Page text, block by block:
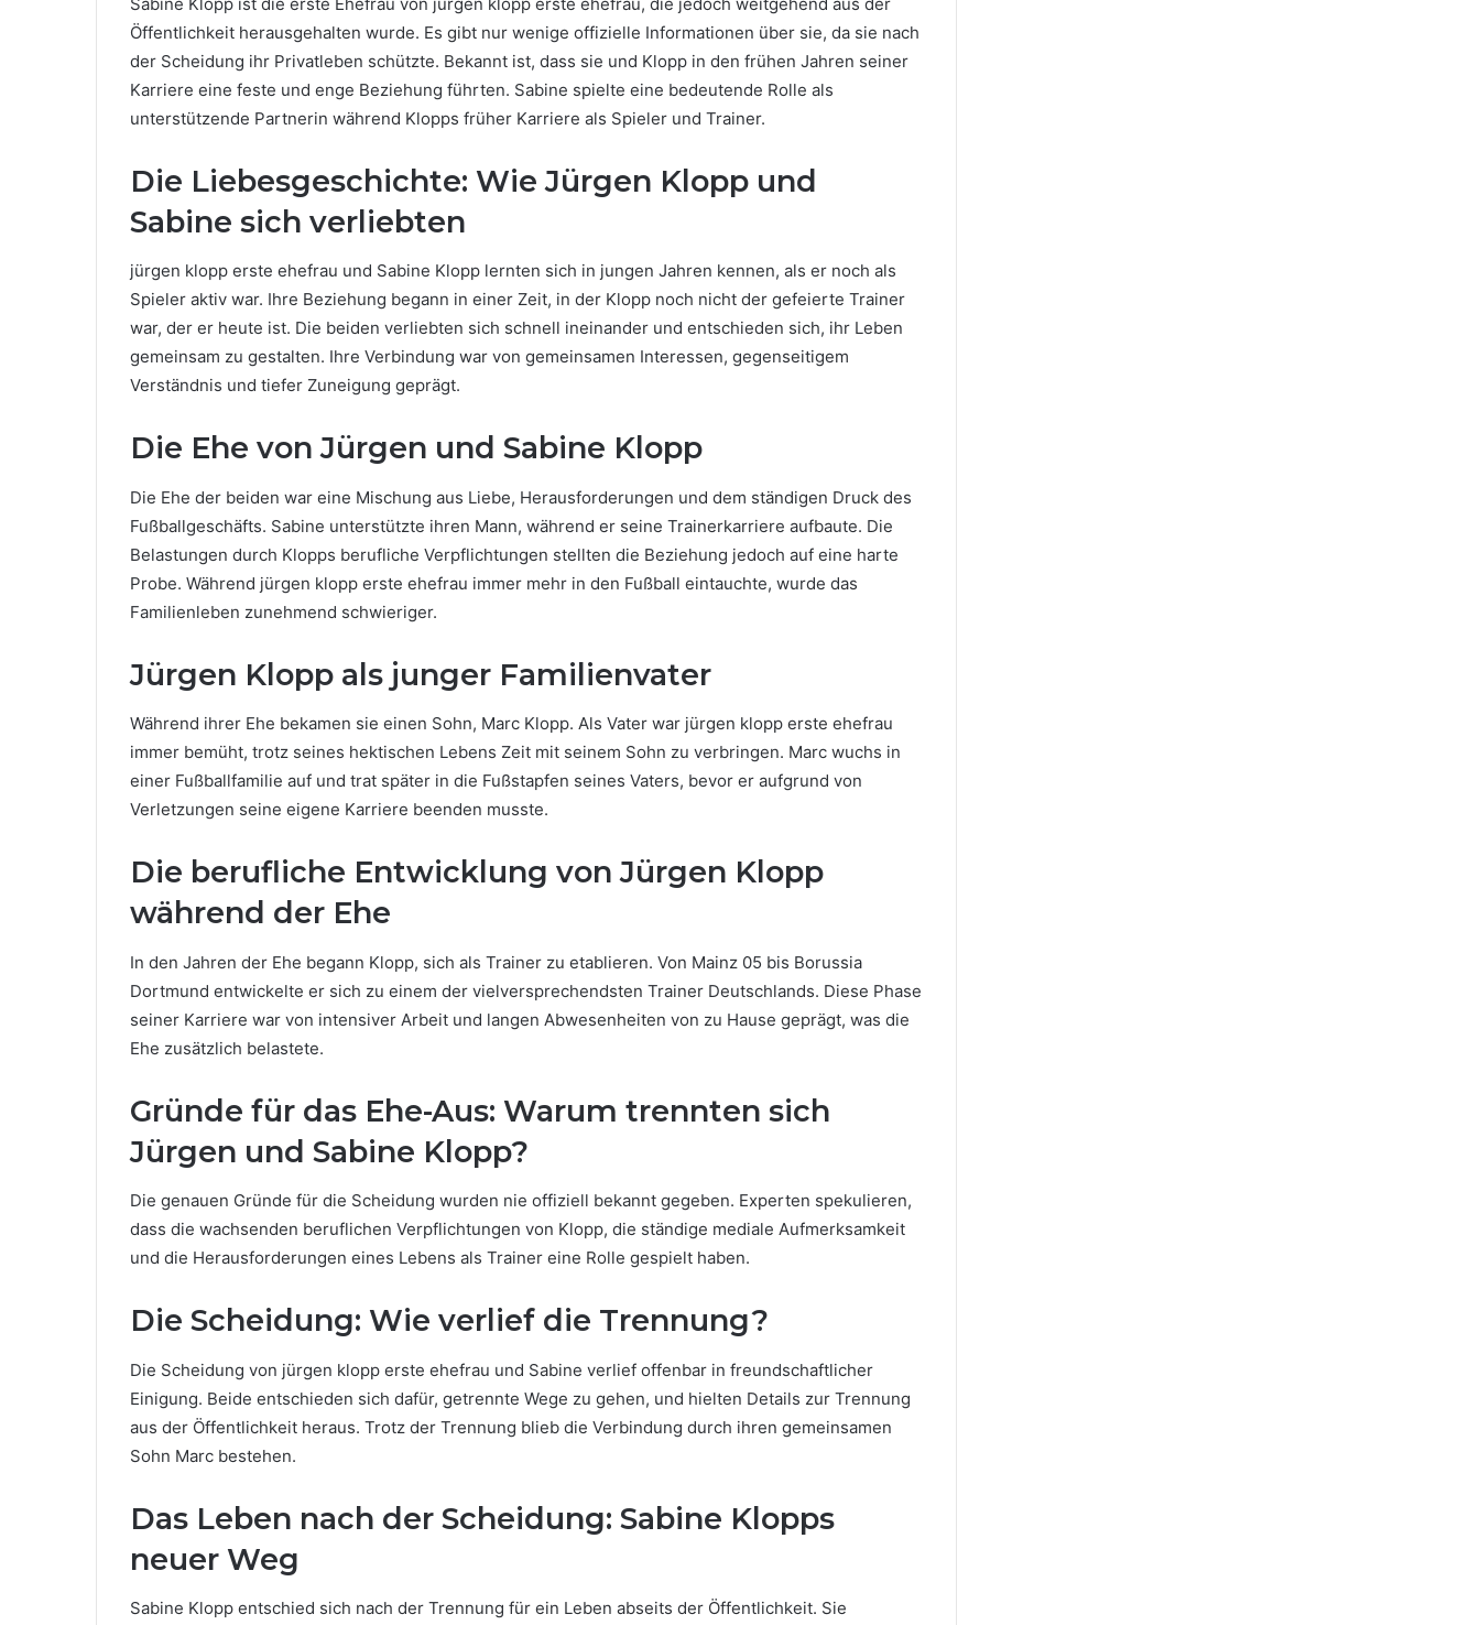
Öffentlichkeit herausgehalten wurde. Es gibt nur wenige offizielle Informationen über sie, da sie nach
der Scheidung ihr Privatleben schützte. Bekannt ist, dass sie und Klopp in den frühen Jahren seiner
Karriere eine feste und enge Beziehung führten. Sabine spielte eine bedeutende Rolle als
unterstützende Partnerin während Klopps früher Karriere als Spieler und Trainer.
Die Liebesgeschichte: Wie Jürgen Klopp und
Sabine sich verliebten
jürgen klopp erste ehefrau und Sabine Klopp lernten sich in jungen Jahren kennen, als er noch als
Spieler aktiv war. Ihre Beziehung begann in einer Zeit, in der Klopp noch nicht der gefeierte Trainer
war, der er heute ist. Die beiden verliebten sich schnell ineinander und entschieden sich, ihr Leben
gemeinsam zu gestalten. Ihre Verbindung war von gemeinsamen Interessen, gegenseitigem
Verständnis und tiefer Zuneigung geprägt.
Die Ehe von Jürgen und Sabine Klopp
Die Ehe der beiden war eine Mischung aus Liebe, Herausforderungen und dem ständigen Druck des
Fußballgeschäfts. Sabine unterstützte ihren Mann, während er seine Trainerkarriere aufbaute. Die
Belastungen durch Klopps berufliche Verpflichtungen stellten die Beziehung jedoch auf eine harte
Probe. Während jürgen klopp erste ehefrau immer mehr in den Fußball eintauchte, wurde das
Familienleben zunehmend schwieriger.
Jürgen Klopp als junger Familienvater
Während ihrer Ehe bekamen sie einen Sohn, Marc Klopp. Als Vater war jürgen klopp erste ehefrau
immer bemüht, trotz seines hektischen Lebens Zeit mit seinem Sohn zu verbringen. Marc wuchs in
einer Fußballfamilie auf und trat später in die Fußstapfen seines Vaters, bevor er aufgrund von
Verletzungen seine eigene Karriere beenden musste.
Die berufliche Entwicklung von Jürgen Klopp
während der Ehe
In den Jahren der Ehe begann Klopp, sich als Trainer zu etablieren. Von Mainz 05 bis Borussia
Dortmund entwickelte er sich zu einem der vielversprechendsten Trainer Deutschlands. Diese Phase
seiner Karriere war von intensiver Arbeit und langen Abwesenheiten von zu Hause geprägt, was die
Ehe zusätzlich belastete.
Gründe für das Ehe-Aus: Warum trennten sich
Jürgen und Sabine Klopp?
Die genauen Gründe für die Scheidung wurden nie offiziell bekannt gegeben. Experten spekulieren,
dass die wachsenden beruflichen Verpflichtungen von Klopp, die ständige mediale Aufmerksamkeit
und die Herausforderungen eines Lebens als Trainer eine Rolle gespielt haben.
Die Scheidung: Wie verlief die Trennung?
Die Scheidung von jürgen klopp erste ehefrau und Sabine verlief offenbar in freundschaftlicher
Einigung. Beide entschieden sich dafür, getrennte Wege zu gehen, und hielten Details zur Trennung
aus der Öffentlichkeit heraus. Trotz der Trennung blieb die Verbindung durch ihren gemeinsamen
Sohn Marc bestehen.
Das Leben nach der Scheidung: Sabine Klopps
neuer Weg
Sabine Klopp entschied sich nach der Trennung für ein Leben abseits der Öffentlichkeit. Sie